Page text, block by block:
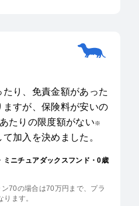
り、免責金額があった
ますが、保険料が安いの
たりの限度額がない※
加入を決めました。
ミニチュアダックスフンド・0歳
70の場合は70万円まで、プラ
ます。